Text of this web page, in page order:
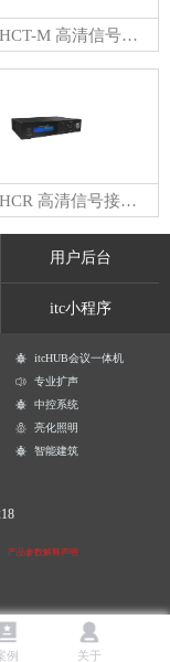
TS-9506HCT-M 高清信号发送器
TS-9506HCR 高清信号接收器
用户后台
itc小程序
itcHUB会议一体机
专业扩声
中控系统
亮化照明
智能建筑
产品参数解释声明
例 关于